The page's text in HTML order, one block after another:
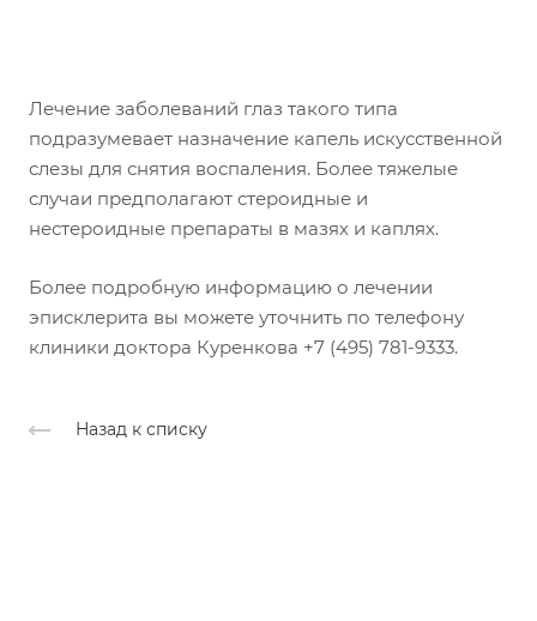
Лечение заболеваний глаз такого типа
подразумевает назначение капель искусственной
слезы для снятия воспаления. Более тяжелые
случаи предполагают стероидные и
нестероидные препараты в мазях и каплях.
Более подробную информацию о лечении
эписклерита вы можете уточнить по телефону
клиники доктора Куренкова +7 (495) 781-9333.
Назад к списку